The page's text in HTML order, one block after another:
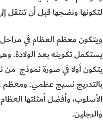
لتكونها ونضجها قبل أن تنتقل
ويتكون معظم العظام في مراحل
يستكمل تكوينه بعد الولادة.
يتكون أولا في صورة نموذج
بالتدريج نسيج عظمي. ومعظم
الأسلوب، وأفضل أمثلتها
والرجلين.